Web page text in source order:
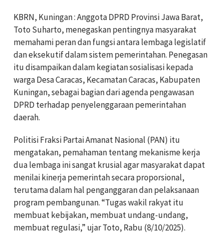
KBRN, Kuningan : Anggota DPRD Provinsi Jawa Barat,
Toto Suharto, menegaskan pentingnya masyarakat
memahami peran dan fungsi antara lembaga legislatif
dan eksekutif dalam sistem pemerintahan. Penegasan
itu disampaikan dalam kegiatan sosialisasi kepada
warga Desa Caracas, Kecamatan Caracas, Kabupaten
Kuningan, sebagai bagian dari agenda pengawasan
DPRD terhadap penyelenggaraan pemerintahan
daerah.
Politisi Fraksi Partai Amanat Nasional (PAN) itu
mengatakan, pemahaman tentang mekanisme kerja
dua lembaga ini sangat krusial agar masyarakat dapat
menilai kinerja pemerintah secara proporsional,
terutama dalam hal penganggaran dan pelaksanaan
program pembangunan. “Tugas wakil rakyat itu
membuat kebijakan, membuat undang-undang,
membuat regulasi,” ujar Toto, Rabu (8/10/2025).